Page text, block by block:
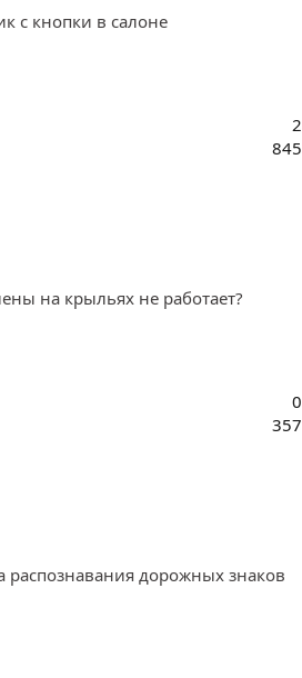
с кнопки в салоне
2
845
на крыльях не работает?
0
357
распознавания дорожных знаков